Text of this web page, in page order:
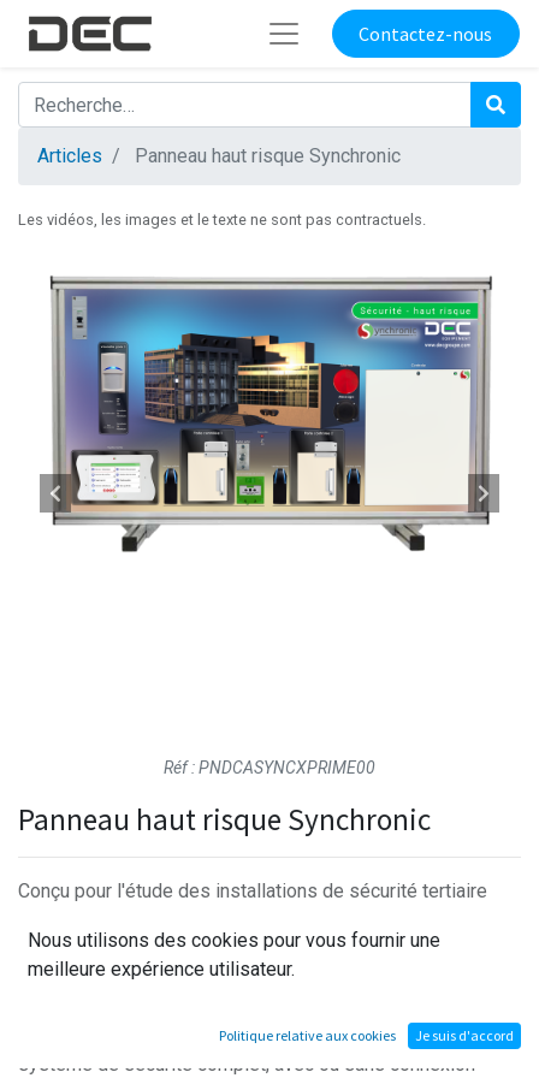
Contactez-nous
Articles Panneau haut risque Synchronic
Les vidéos, les images et le texte ne sont pas contractuels.
Réf : PNDCASYNCXPRIME00
Panneau haut risque Synchronic
Conçu pour l'étude des installations de sécurité tertiaire
Synchronic, conforme aux règles de cybersécurité ANSSI
de 1er niveau. La maquette combine contrôle d'accès,
étage, permettant de configurer, câbler et exploiter un
système de sécurité complet, avec ou sans connexion
Nous utilisons des cookies pour vous fournir une
meilleure expérience utilisateur.
Politique relative aux cookies Je suis d'accord